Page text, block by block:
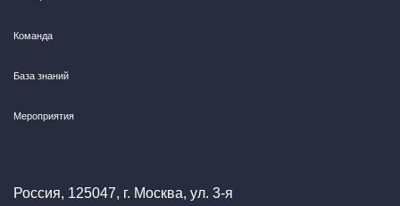
Команда
База знаний
Мероприятия
Россия, 125047, г. Москва, ул. 3-я